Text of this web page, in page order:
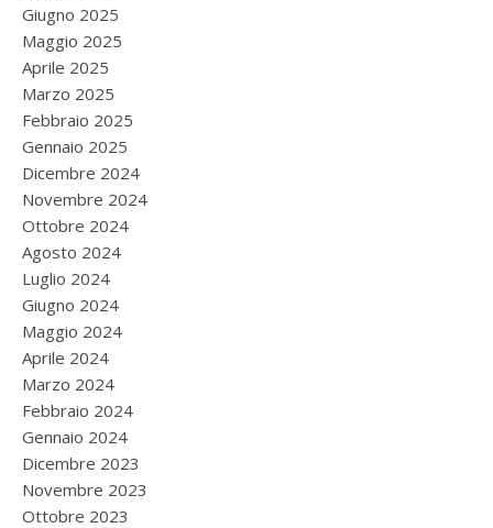
Giugno 2025
Maggio 2025
Aprile 2025
Marzo 2025
Febbraio 2025
Gennaio 2025
Dicembre 2024
Novembre 2024
Ottobre 2024
Agosto 2024
Luglio 2024
Giugno 2024
Maggio 2024
Aprile 2024
Marzo 2024
Febbraio 2024
Gennaio 2024
Dicembre 2023
Novembre 2023
Ottobre 2023